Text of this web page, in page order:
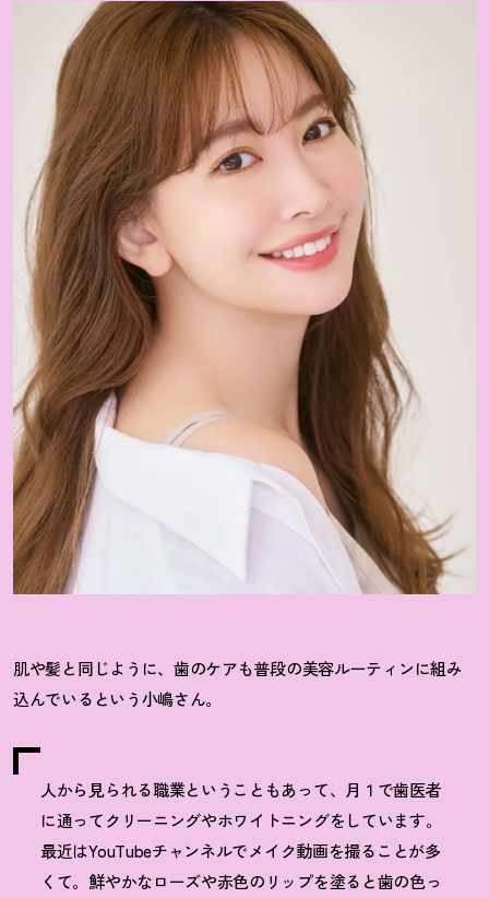
肌や髪と同じように、歯のケアも普段の美容ルーティンに組み
込んでいるという小嶋さん。
人から見られる職業ということもあって、月１で歯医者
に通ってクリーニングやホワイトニングをしています。
最近はYouTubeチャンネルでメイク動画を撮ることが多
くて。鮮やかなローズや赤色のリップを塗ると歯の色っ